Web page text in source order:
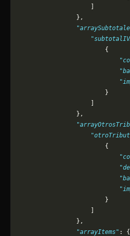
                },
                        {
                        }
                },
                        {
                        }
                },
                "arrayItems"
: {